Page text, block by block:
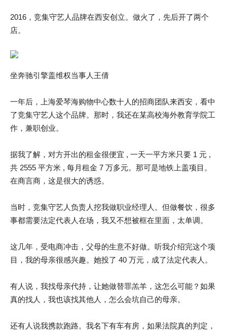
2016，竞集守艺人品牌在西安创立。做火了，先后开了两个
店。
坐奔驰引擎盖维权当事人王倩
一年后，上海爱琴海购物中心数十人的招商团队来西安，看中
了竞集守艺人这个品牌。那时，我还在某高校海外教育学院工
作，兼职创业。
据我了解，对方开出的租金很便宜 , 一天一平方米只要 1 元 ,
共 2555 平方米 , 每月租金 7 万多元。那可是地铁上盖项目。
在商言商，这是很大的诱惑。
当时，竞集守艺人负责人挖我做职业经理人。但做餐饮，很多
事都需要法定代表人在场，我又不想被框在里面，太单调。
这几年，受电商冲击，父母的生意不好做。听我介绍完这个项
目，我的母亲很感兴趣。她投了 40 万元，成了法定代表人。
有人说，我找母亲代持，让她做替罪羔羊，这怎么可能？如果
真的找人，我也该找其他人，怎么会坑自己的母亲。
还有人说我携款跑路。我名下有车有房，如果法院真的判定，